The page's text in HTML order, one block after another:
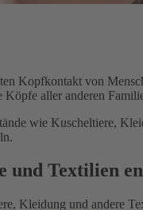
Kopfkontakt von
aller anderen
wie Kuscheltiere,
und Textilien
Kleidung und andere